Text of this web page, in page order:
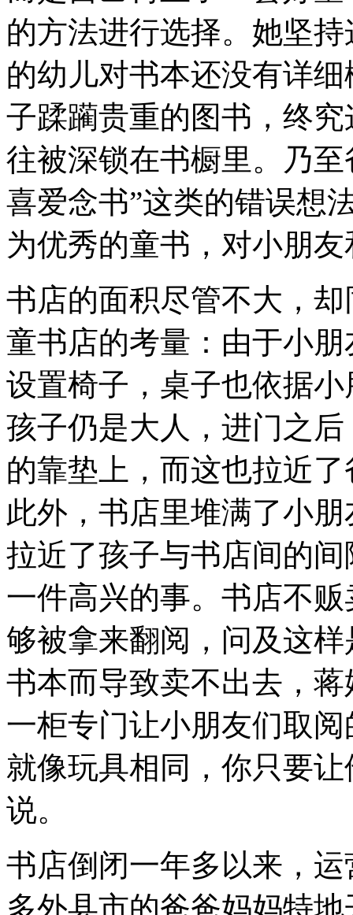
的方法进行选择。她坚
的幼儿对书本还没有详
子蹂躏贵重的图书，终
往被深锁在书橱里。乃
喜爱念书”这类的错误想
为优秀的童书，对小朋
书店的面积尽管不大，
童书店的考量：由于小
设置椅子，桌子也依据
孩子仍是大人，进门之
的靠垫上，而这也拉近
此外，书店里堆满了小
拉近了孩子与书店间的
一件高兴的事。书店不
够被拿来翻阅，问及这
书本而导致卖不出去，
一柜专门让小朋友们取
就像玩具相同，你只要
说。
书店倒闭一年多以来，
多外县市的爸爸妈妈特